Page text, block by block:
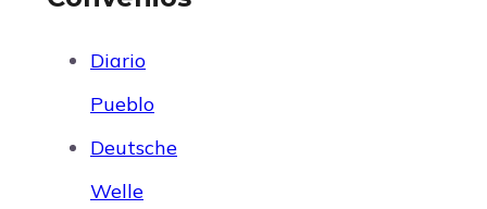
Diario
Pueblo
Deutsche
Welle